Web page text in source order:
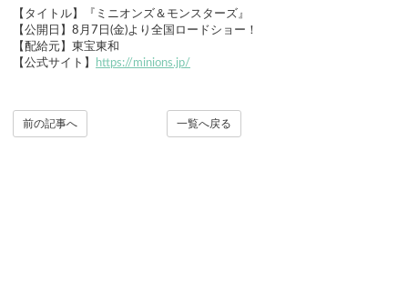
【タイトル】『ミニオンズ＆モンスターズ』
【公開日】8月7日(金)より全国ロードショー！
【配給元】東宝東和
【公式サイト】
https://minions.jp/
一覧へ戻る
前の記事へ